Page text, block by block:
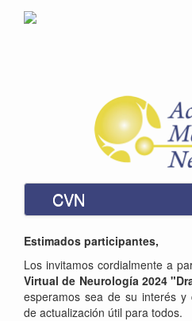
CVN
Inscripción
Módulos
Estimados participantes,
Los invitamos cordialmente a
Virtual de Neurología 2024
esperamos sea de su interés y
de actualización útil para todos.